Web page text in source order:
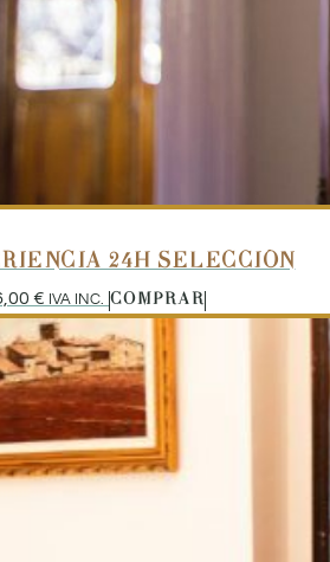
24H SELECCIÓN
€ IVA INC. COMPRAR